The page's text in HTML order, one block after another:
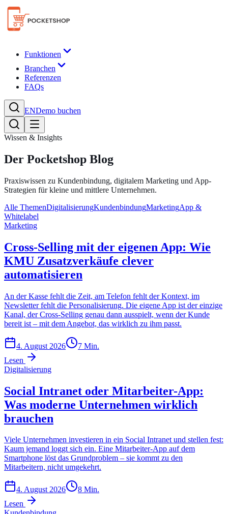
Funktionen
Branchen
Referenzen
FAQs
ENDemo buchen
Wissen & Insights
Der Pocketshop Blog
Praxiswissen zu Kundenbindung, digitalem Marketing und App-
Strategien für kleine und mittlere Unternehmen.
Alle ThemenDigitalisierungKundenbindungMarketingApp &
Whitelabel
Marketing
Cross-Selling mit der eigenen App: Wie
KMU Zusatzverkäufe clever
automatisieren
An der Kasse fehlt die Zeit, am Telefon fehlt der Kontext, im
Newsletter fehlt die Personalisierung. Die eigene App ist der einzige
Kanal, der Cross-Selling genau dann ausspielt, wenn der Kunde
bereit ist – mit dem Angebot, das wirklich zu ihm passt.
4. August 2026 7 Min.
Lesen
Digitalisierung
Social Intranet oder Mitarbeiter-App:
Was moderne Unternehmen wirklich
brauchen
Viele Unternehmen investieren in ein Social Intranet und stellen fest:
Kaum jemand loggt sich ein. Eine Mitarbeiter-App auf dem
Smartphone löst das Grundproblem – sie kommt zu den
Mitarbeitern, nicht umgekehrt.
4. August 2026 8 Min.
Lesen